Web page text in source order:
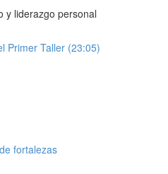
y liderazgo personal
Primer Taller (23:05)
fortalezas